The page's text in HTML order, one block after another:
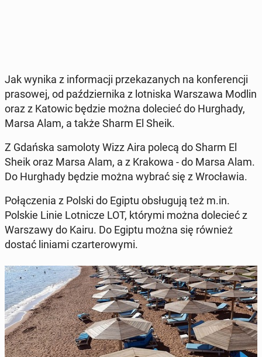
Jak wynika z in­for­ma­cji prze­ka­za­nych na kon­fe­ren­cji
pra­so­wej, od paź­dzier­ni­ka z lot­ni­ska War­sza­wa Modlin
oraz z Katowic będzie można do­le­cieć do Hur­gha­dy,
Marsa Alam, a także Sharm El Sheik.
Z Gdańska sa­mo­lo­ty Wizz Aira polecą do Sharm El
Sheik oraz Marsa Alam, a z Krakowa - do Marsa Alam.
Do Hur­gha­dy będzie można wybrać się z Wro­cła­wia.
Po­łą­cze­nia z Polski do Egiptu ob­słu­gu­ją też m.in.
Polskie Linie Lot­ni­cze LOT, którymi można do­le­cieć z
War­sza­wy do Kairu. Do Egiptu można się również
dostać liniami czar­te­ro­wy­mi.